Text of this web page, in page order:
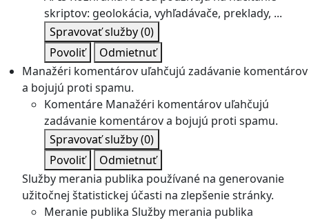
skriptov: geolokácia, vyhľadávače, preklady, ...
Spravovať služby(0)
Povoliť
Odmietnuť
Manažéri komentárov uľahčujú zadávanie komentárov
a bojujú proti spamu.
Komentáre Manažéri komentárov uľahčujú
zadávanie komentárov a bojujú proti spamu.
Spravovať služby(0)
Povoliť
Odmietnuť
Služby merania publika používané na generovanie
užitočnej štatistickej účasti na zlepšenie stránky.
Meranie publika Služby merania publika